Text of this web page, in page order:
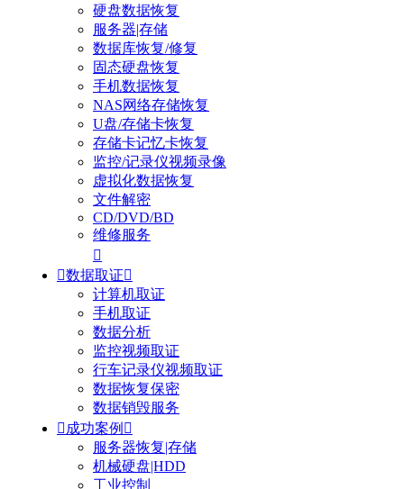
硬盘数据恢复
服务器|存储
数据库恢复/修复
固态硬盘恢复
手机数据恢复
NAS网络存储恢复
U盘/存储卡恢复
存储卡记忆卡恢复
监控/记录仪视频录像
虚拟化数据恢复
文件解密
CD/DVD/BD
维修服务

数据取证
计算机取证
手机取证
数据分析
监控视频取证
行车记录仪视频取证
数据恢复保密
数据销毁服务
 成功案例 
服务器恢复|存储
机械硬盘|HDD
工业控制